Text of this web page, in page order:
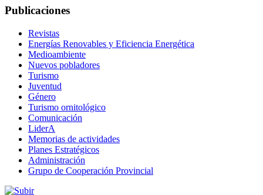
Publicaciones
Revistas
Energías Renovables y Eficiencia Energética
Medioambiente
Nuevos pobladores
Turismo
Juventud
Género
Turismo ornitológico
Comunicación
LiderA
Memorias de actividades
Planes Estratégicos
Administración
Grupo de Cooperación Provincial